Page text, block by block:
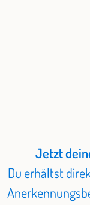
Jetzt
Du erhältst